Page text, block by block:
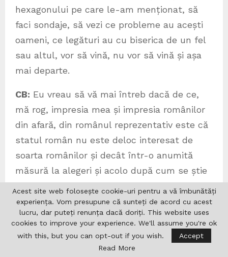
hexagonului pe care le-am menționat, să
faci sondaje, să vezi ce probleme au acești
oameni, ce legături au cu biserica de un fel
sau altul, vor să vină, nu vor să vină și așa
mai departe.
CB: Eu vreau să vă mai întreb dacă de ce,
mă rog, impresia mea și impresia românilor
din afară, din românul reprezentativ este că
statul român nu este deloc interesat de
soarta românilor și decât într-o anumită
măsură la alegeri și acolo după cum se știe
la alegerile parlamentare românii din
Diaspora votează pentru șase persoane,
patru deputați și doi senatori. Și alegerile
prezidențiale, într-adevăr, acolo se votează
pentru într-un mod numeric, ca să spun
Acest site web folosește cookie-uri pentru a vă îmbunătăți
experiența. Vom presupune că sunteți de acord cu acest
lucru, dar puteți renunța dacă doriți. This website uses
cookies to improve your experience. We'll assume you're ok
with this, but you can opt-out if you wish.
Accept
Read More